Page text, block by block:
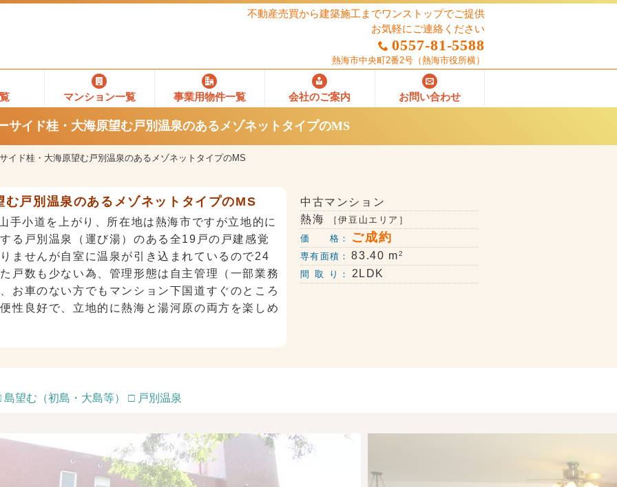
不動産売買から建築施工までワンストップでご提供
お気軽にご連絡ください
0557-81-5588
熱海市中央町2番2号 （熱海市役所横）
マンション一覧 事業用物件一覧 会社のご案内 お問い合わせ
サイド桂・大海原望む戸別温泉のあるメゾネットタイプのMS
イド桂・大海原望む戸別温泉のあるメゾネットタイプのMS
戸別温泉のあるメゾネットタイプのMS
手小道を上がり、所在地は熱海市ですが立地的に
る戸別温泉（運び湯）のある全19戸の戸建感覚
ませんが自室に温泉が引き込まれているので24
戸数も少ない為、管理形態は自主管理（一部業務
お車のない方でもマンション下国道すぐのところ
性良好で、立地的に熱海と湯河原の両方を楽しめ
中古マンション
熱海
［伊豆山エリア］
価 格：
ご成約
専有面積： 83.40 m2
間 取 り： 2LDK
望む（初島・大島等） □ 戸別温泉